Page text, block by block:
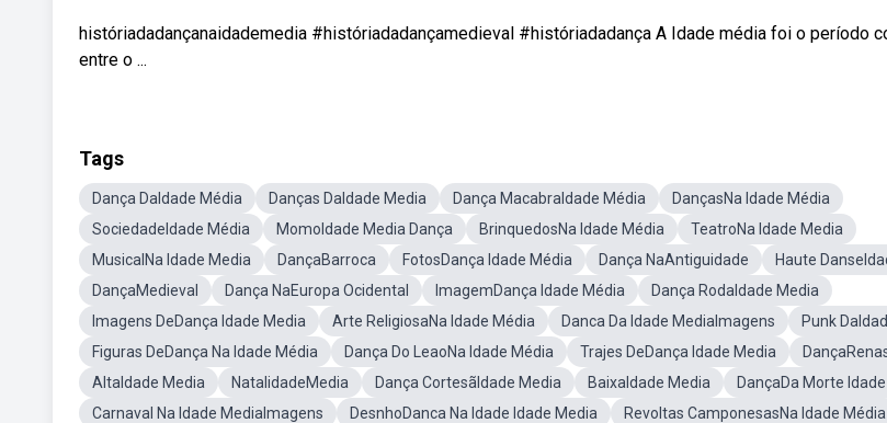
históriadadançanaidademedia #históriadadançamedieval #históriadadança A Idade média foi o período
entre o ...
Tags
Dança DaIdade Média Danças DaIdade Media Dança MacabraIdade Média
DançasNa Idade Média
SociedadeIdade Média
MomoIdade Media Dança BrinquedosNa Idade Média
TeatroNa Idade Media
MusicalNa Idade Media
DançaBarroca FotosDança Idade Média Dança NaAntiguidade
Haute
DançaMedieval
Dança NaEuropa Ocidental ImagemDança Idade Média
Dança RodaIdade Media
Imagens DeDança Idade Media
Arte ReligiosaNa Idade Média Danca Da Idade MediaImagens
Punk
Figuras DeDança Na Idade Média
Dança Do LeaoNa Idade Média Trajes DeDança Idade Media
AltaIdade Media
NatalidadeMedia Dança CortesãIdade Media BaixaIdade Media
DançaDa Morte
Carnaval Na Idade MediaImagens
DesnhoDanca Na Idade Idade Media
Revoltas CamponesasNa Idade Média